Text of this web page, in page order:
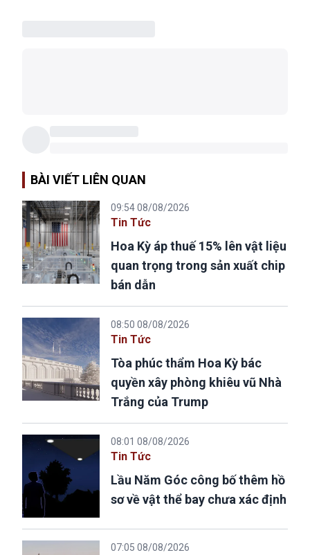
BÀI VIẾT LIÊN QUAN
09:54 08/08/2026
Tin Tức
Hoa Kỳ áp thuế 15% lên vật liệu
quan trọng trong sản xuất chip
bán dẫn
08:50 08/08/2026
Tin Tức
Tòa phúc thẩm Hoa Kỳ bác
quyền xây phòng khiêu vũ Nhà
Trắng của Trump
08:01 08/08/2026
Tin Tức
Lầu Năm Góc công bố thêm hồ
sơ về vật thể bay chưa xác định
07:05 08/08/2026